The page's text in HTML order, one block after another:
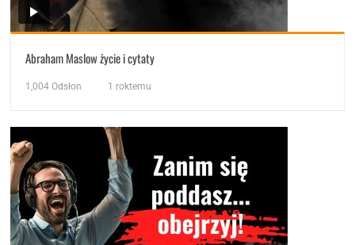
Abraham Maslow życie i cytaty
1,004 Odsłon 1 roktemu